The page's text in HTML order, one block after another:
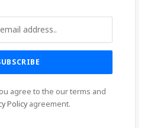
agree to the our terms and
Policyagreement.